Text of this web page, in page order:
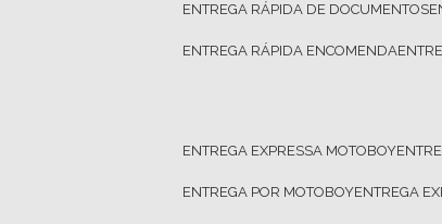
ENTREGA RÁPIDA DE DOCUMENTOS
ENTREGA RÁPIDA ENCOMENDA
ENTREGA EXPRESSA MOTOBOY
ENTREGA POR MOTOBOY ENTREGA